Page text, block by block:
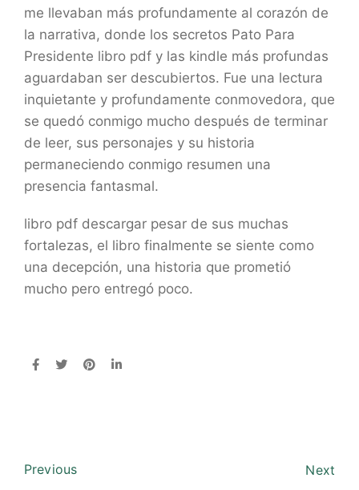
me llevaban más profundamente al corazón de
la narrativa, donde los secretos Pato Para
Presidente libro pdf y las kindle más profundas
aguardaban ser descubiertos. Fue una lectura
inquietante y profundamente conmovedora, que
se quedó conmigo mucho después de terminar
de leer, sus personajes y su historia
permaneciendo conmigo resumen una
presencia fantasmal.
libro pdf descargar pesar de sus muchas
fortalezas, el libro finalmente se siente como
una decepción, una historia que prometió
mucho pero entregó poco.
Previous Next